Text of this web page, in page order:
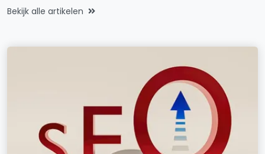
Bekijk alle artikelen